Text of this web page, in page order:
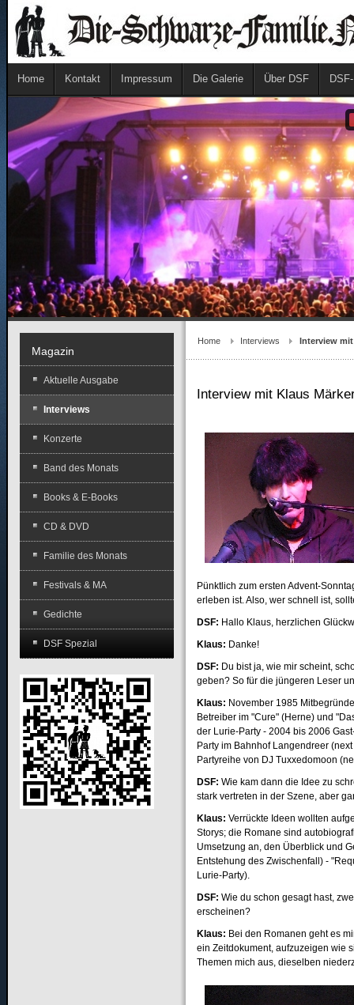
Home Kontakt Impressum Die Galerie Über DSF
Home Interviews Interview
Interview mit Klaus
Pünktlich zum ersten Advent-
erleben ist. Also, wer schnell ist,
DSF: Hallo Klaus, herzlichen
Klaus: Danke!
DSF: Du bist ja, wie mir scheint,
geben? So für die jüngeren Leser
Klaus: November 1985
Betreiber im "Cure" (Herne) und
der Lurie-Party - 2004 bis 2006
Party im Bahnhof Langendreer
Partyreihe von DJ Tuxxedomoon
DSF: Wie kam dann die Idee zu
stark vertreten in der Szene, aber
Klaus: Verrückte Ideen wollten
Storys; die Romane sind
Umsetzung an, den Überblick und
Entstehung des Zwischenfall) -
Lurie-Party).
DSF: Wie du schon gesagt hast,
erscheinen?
Klaus: Bei den Romanen geht es
ein Zeitdokument, aufzuzeigen wie
Themen mich aus, dieselben
Magazin
Aktuelle Ausgabe
Interviews
Konzerte
Band des Monats
Books & E-Books
CD & DVD
Familie des Monats
Festivals & MA
Gedichte
DSF Spezial